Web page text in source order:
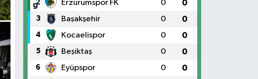
2 Erzurumspor FK 0 0
3 Başakşehir 0 0
4 Kocaelispor 0 0
5 Beşiktaş 0 0
6 Eyüpspor 0 0